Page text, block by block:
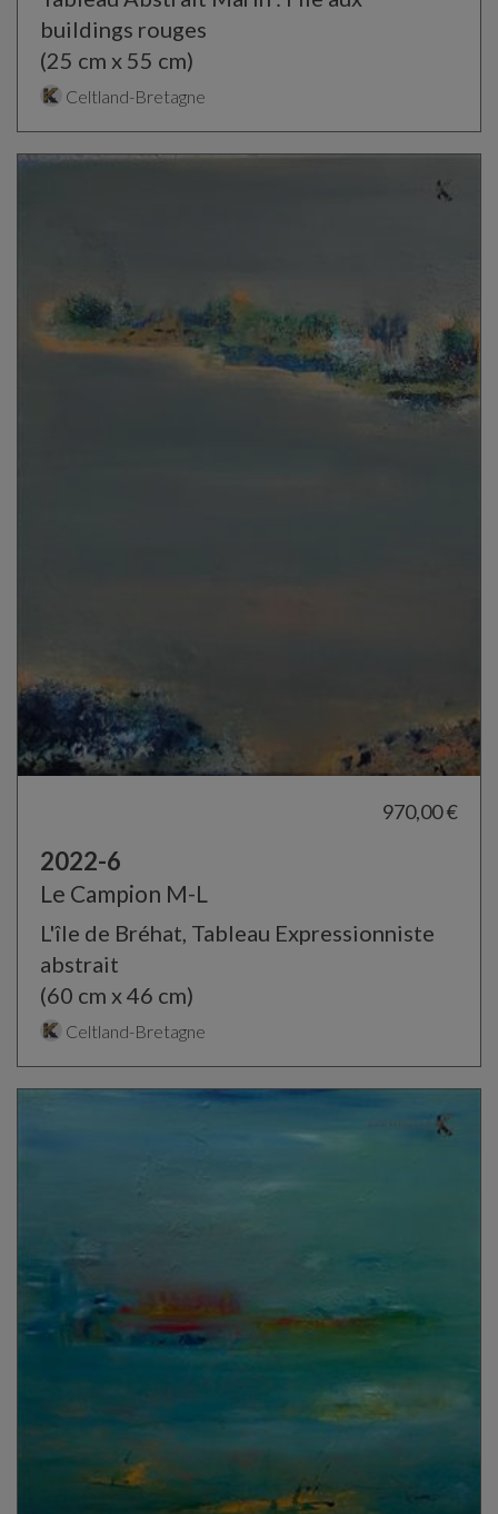
buildings rouges
(25 cm x 55 cm)
Celtland-Bretagne
970,00 €
2022-6
Le Campion M-L
L'île de Bréhat, Tableau Expressionniste
abstrait
(60 cm x 46 cm)
Celtland-Bretagne